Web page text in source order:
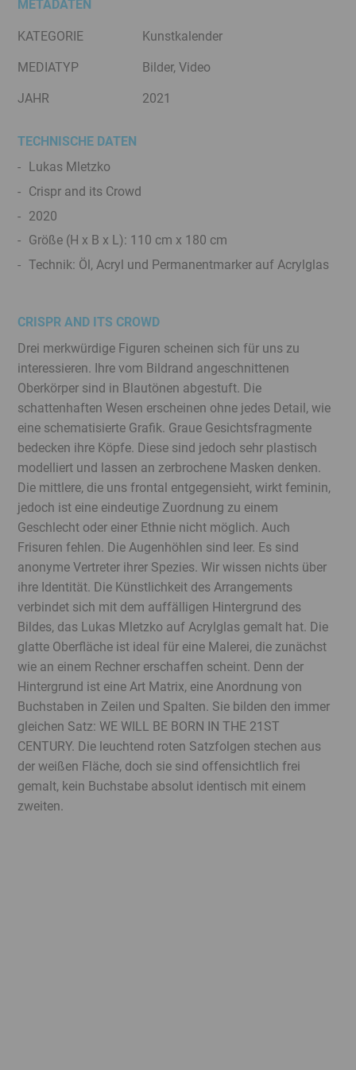
METADATEN
KATEGORIE Kunstkalender
MEDIATYP Bilder, Video
JAHR 2021
TECHNISCHE DATEN
Lukas Mletzko
Crispr and its Crowd
2020
Größe (H x B x L): 110 cm x 180 cm
Technik: Öl, Acryl und Permanentmarker auf Acrylglas
CRISPR AND ITS CROWD
Drei merkwürdige Figuren scheinen sich für uns zu
interessieren. Ihre vom Bildrand angeschnittenen
Oberkörper sind in Blautönen abgestuft. Die
schattenhaften Wesen erscheinen ohne jedes Detail, wie
eine schematisierte Grafik. Graue Gesichtsfragmente
bedecken ihre Köpfe. Diese sind jedoch sehr plastisch
modelliert und lassen an zerbrochene Masken denken.
Die mittlere, die uns frontal entgegensieht, wirkt feminin,
jedoch ist eine eindeutige Zuordnung zu einem
Geschlecht oder einer Ethnie nicht möglich. Auch
Frisuren fehlen. Die Augenhöhlen sind leer. Es sind
anonyme Vertreter ihrer Spezies. Wir wissen nichts über
ihre Identität. Die Künstlichkeit des Arrangements
verbindet sich mit dem auffälligen Hintergrund des
Bildes, das Lukas Mletzko auf Acrylglas gemalt hat. Die
glatte Oberfläche ist ideal für eine Malerei, die zunächst
wie an einem Rechner erschaffen scheint. Denn der
Hintergrund ist eine Art Matrix, eine Anordnung von
Buchstaben in Zeilen und Spalten. Sie bilden den immer
gleichen Satz: WE WILL BE BORN IN THE 21ST
CENTURY. Die leuchtend roten Satzfolgen stechen aus
der weißen Fläche, doch sie sind offensichtlich frei
gemalt, kein Buchstabe absolut identisch mit einem
zweiten.